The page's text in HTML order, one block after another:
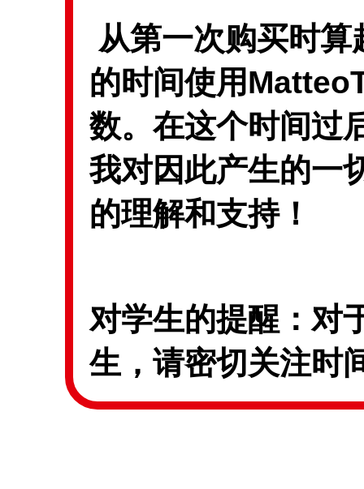
从第一次购买时
的时间使用
数。在这个时间过
我对因此产生的一
的理解和支持！
对学生的提醒：对
生，请密切关注时